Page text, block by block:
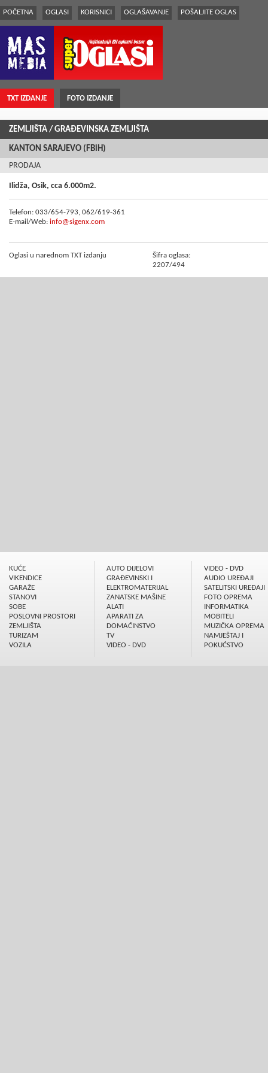
POČETNA OGLASI KORISNICI OGLAŠAVANJE POŠALJITE OGLAS
TXT IZDANJE FOTO IZDANJE
ZEMLJIŠTA / GRAÐEVINSKA ZEMLJIŠTA
KANTON SARAJEVO (FBiH)
PRODAJA
Ilidža, Osik, cca 6.000m2.
Telefon: 033/654-793, 062/619-361
E-mail/Web: info@sigenx.com
Oglasi u narednom TXT izdanju
Šifra oglasa:
2207/494
KUĆE
VIKENDICE
GARAŽE
STANOVI
SOBE
POSLOVNI PROSTORI
ZEMLJIŠTA
TURIZAM
VOZILA
AUTO DIJELOVI
GRAÐEVINSKI I
ELEKTROMATERIJAL
ZANATSKE MAŠINE
ALATI
APARATI ZA
DOMAĆINSTVO
TV
VIDEO - DVD
VIDEO - DVD
AUDIO UREÐAJI
SATELITSKI UREÐAJI
FOTO OPREMA
INFORMATIKA
MOBITELI
MUZIČKA OPREMA
NAMJEŠTAJ I
POKUĆSTVO